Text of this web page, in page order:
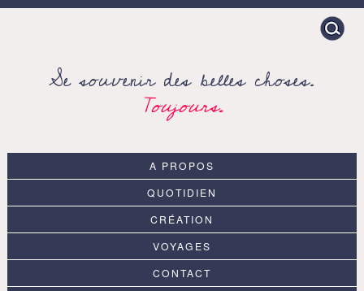
Search
for:
Se souvenir des belles choses.
Toujours.
A PROPOS
QUOTIDIEN
CRÉATION
VOYAGES
CONTACT